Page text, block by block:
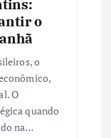
o
o
O
quando
na…